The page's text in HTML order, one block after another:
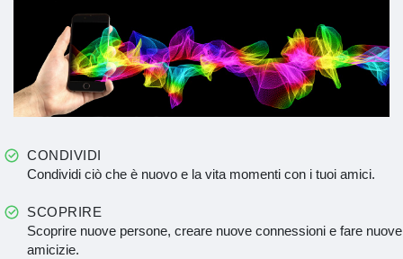
CONDIVIDI
Condividi ciò che è nuovo e la vita momenti con i tuoi amici.
SCOPRIRE
Scoprire nuove persone, creare nuove connessioni e fare nuove
amicizie.